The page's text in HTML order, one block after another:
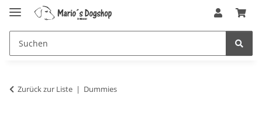
Zurück zur Liste Dummies